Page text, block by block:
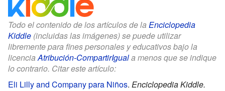
Todo el contenido de los artículos de la Enciclopedia
Kiddle (incluidas las imágenes) se puede utilizar
libremente para fines personales y educativos bajo la
licenciaAtribución-CompartirIguala menos que se indique
lo contrario. Citar este artículo:
Eli Lilly and Company para Niños. Enciclopedia Kiddle.